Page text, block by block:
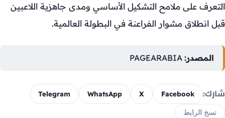
التعرف على ملامح التشكيل الأساسي ومدى جاهزية اللاعبين
قبل انطلاق مشوار الفراعنة في البطولة العالمية.
المصدر:
شارك: Facebook
X
WhatsApp
Telegram
نسخ الرابط